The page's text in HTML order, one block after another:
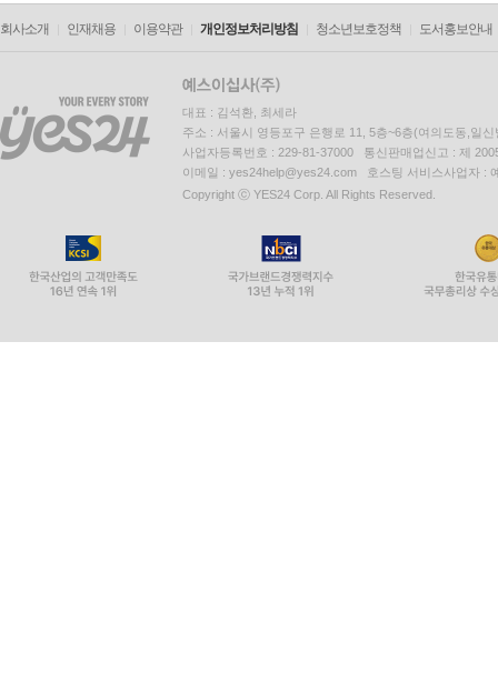
회사소개 인재채용 이용약관 개인정보처리방침 청소년보호정책 도서홍보안내
대표 : 김석환, 최세라
주소 : 서울시 영등포구 은행로 11, 5층~6층(여의도동,일신
사업자등록번호 : 229-81-37000 통신판매업신고 : 제
이메일 : yes24help@yes24.com 호스팅 서비스사업자 :
Copyright ⓒ YES24 Corp. All Rights Reserved.